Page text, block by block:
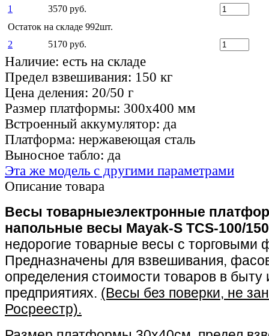
1
3570 руб.
Остаток на складе 992шт.
2
5170 руб.
Наличие: есть на складе
Предел взвешивания: 150 кг
Цена деления: 20/50 г
Размер платформы: 300х400 мм
Встроенный аккумулятор: да
Платформа: нержавеющая сталь
Выносное табло: да
Эта же модель с другими параметрами
Описание товара
Весы товарныеэлектронные
напольные весы Mayak-S TCS-100/150
недорогие товарные весы с торговыми
Предназначены для взвешивания,
определения стоимости товаров в быту
предприятиях. (Весы без поверки, не
Росреестр).